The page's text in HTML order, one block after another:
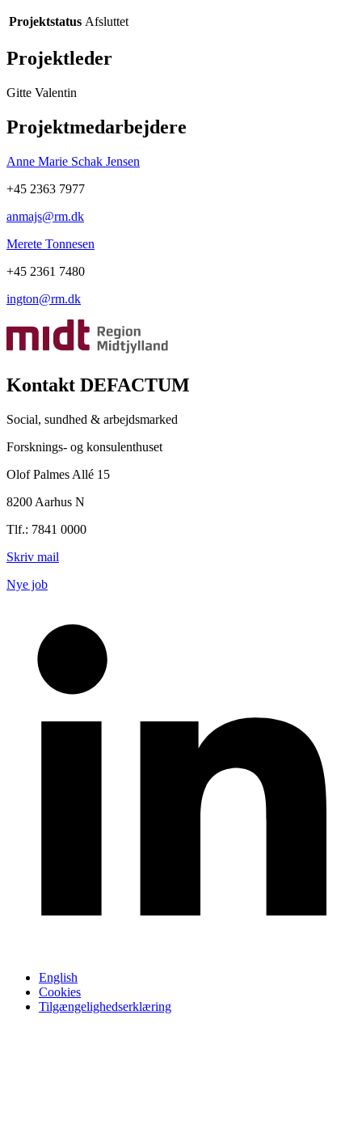
Projektstatus Afsluttet
Projektleder
Gitte Valentin
Projektmedarbejdere
Anne Marie Schak Jensen
+45 2363 7977
anmajs@rm.dk
Merete Tonnesen
+45 2361 7480
ington@rm.dk
Kontakt DEFACTUM
Social, sundhed & arbejdsmarked
Forsknings- og konsulenthuset
Olof Palmes Allé 15
8200 Aarhus N
Tlf.: 7841 0000
Skriv mail
Nye job
English
Cookies
Tilgængelighedserklæring